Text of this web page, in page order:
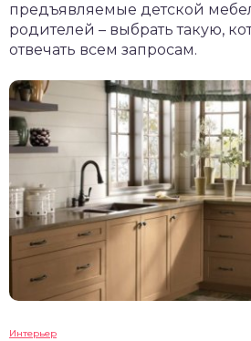
предъявляемые детской
родителей – выбрать такую,
отвечать всем запросам.
Интерьер